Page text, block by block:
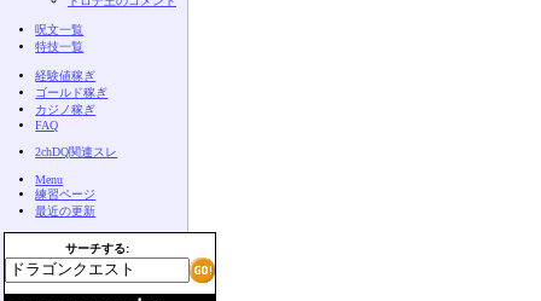
呪文一覧
特技一覧
経験値稼ぎ
ゴールド稼ぎ
カジノ稼ぎ
FAQ
2chDQ関連スレ
Menu
練習ページ
最近の更新
サーチする: